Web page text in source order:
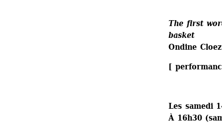
The first
basket
Ondine
[
Les samedi
À 16h30